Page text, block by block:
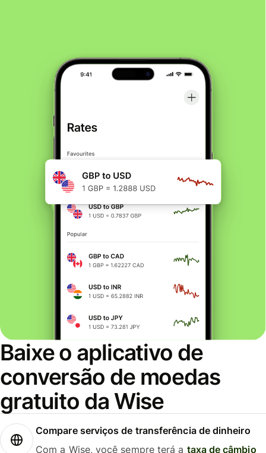
Baixe o aplicativo de
conversão de moedas
gratuito da Wise
Compare serviços de transferência de dinheiro
Com a Wise, você sempre terá a taxa de câmbio